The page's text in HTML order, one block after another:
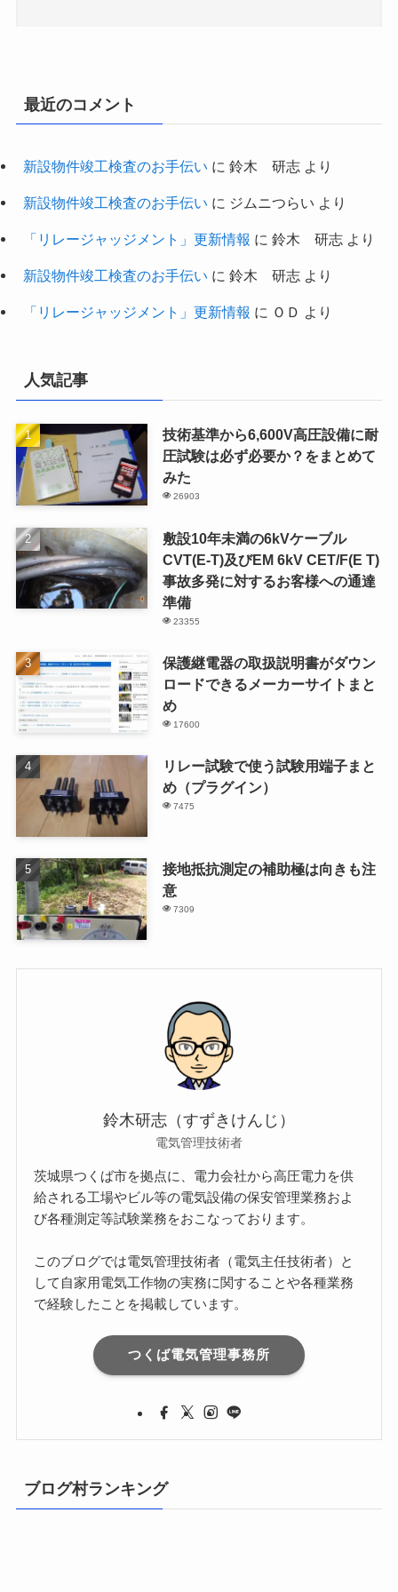
最近のコメント
新設物件竣工検査のお手伝い に 鈴木 研志より
新設物件竣工検査のお手伝い に ジムニつらい より
「リレージャッジメント」更新情報 に 鈴木 研志より
新設物件竣工検査のお手伝い に 鈴木 研志より
「リレージャッジメント」更新情報 に ＯＤ より
人気記事
技術基準から6,600V高圧設備に耐
圧試験は必ず必要か？をまとめて
みた
26903
敷設10年未満の6kVケーブル
CVT(E-T)及びEM 6kV CET/F(E T)
事故多発に対するお客様への通達
準備
23355
保護継電器の取扱説明書がダウン
ロードできるメーカーサイトまと
め
17600
リレー試験で使う試験用端子まと
め（プラグイン）
7475
接地抵抗測定の補助極は向きも注
意
7309
鈴木研志（すずきけんじ）
電気管理技術者
茨城県つくば市を拠点に、電力会社から高圧電力を供
給される工場やビル等の電気設備の保安管理業務およ
び各種測定等試験業務をおこなっております。
このブログでは電気管理技術者（電気主任技術者）と
して自家用電気工作物の実務に関することや各種業務
で経験したことを掲載しています。
つくば電気管理事務所
ブログ村ランキング